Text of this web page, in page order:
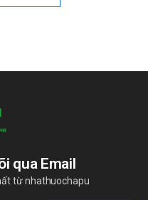
qua Email
từ nhathuochapu